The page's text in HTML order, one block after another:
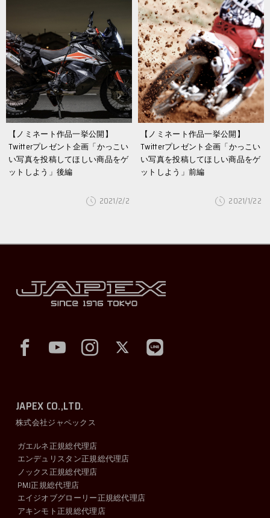
【ノミネート作品一挙公開】
Twitterプレゼント企画「かっこい
い写真を投稿してほしい商品をゲ
ットしよう」後編
2021/2/2
【ノミネート作品一挙公開】
Twitterプレゼント企画「かっこい
い写真を投稿してほしい商品をゲ
ットしよう」前編
2021/1/22
JAPEX CO.,LTD.
株式会社ジャペックス
ガエルネ正規総代理店
エンデュリスタン正規総代理店
ノックス正規総代理店
PMJ正規総代理店
エイジオブグローリー正規総代理店
アキンモト正規総代理店